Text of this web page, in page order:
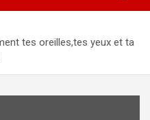
tes oreilles,tes yeux et ta